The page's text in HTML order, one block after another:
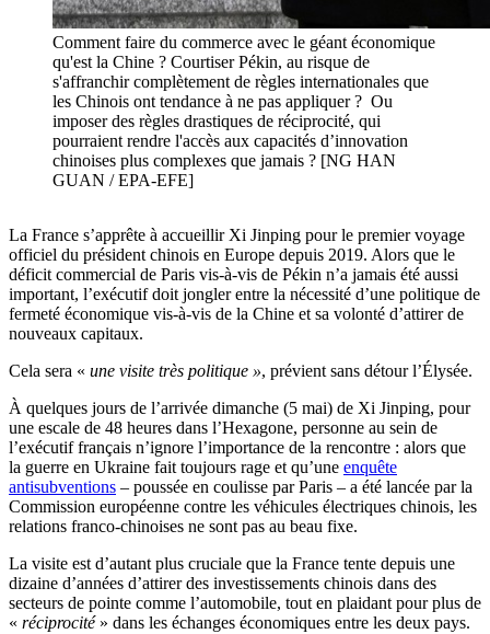
Comment faire du commerce avec le géant économique
qu'est la Chine ? Courtiser Pékin, au risque de
s'affranchir complètement de règles internationales que
les Chinois ont tendance à ne pas appliquer ? Ou
imposer des règles drastiques de réciprocité, qui
pourraient rendre l'accès aux capacités d’innovation
chinoises plus complexes que jamais ? [NG HAN
GUAN / EPA-EFE]
La France s’apprête à accueillir Xi Jinping pour le premier voyage
officiel du président chinois en Europe depuis 2019. Alors que le
déficit commercial de Paris vis-à-vis de Pékin n’a jamais été aussi
important, l’exécutif doit jongler entre la nécessité d’une politique de
fermeté économique vis-à-vis de la Chine et sa volonté d’attirer de
nouveaux capitaux.
Cela sera « une visite très politique », prévient sans détour l’Élysée.
À quelques jours de l’arrivée dimanche (5 mai) de Xi Jinping, pour
une escale de 48 heures dans l’Hexagone, personne au sein de
l’exécutif français n’ignore l’importance de la rencontre : alors que
la guerre en Ukraine fait toujours rage et qu’une enquête
antisubventions – poussée en coulisse par Paris – a été lancée par la
Commission européenne contre les véhicules électriques chinois, les
relations franco-chinoises ne sont pas au beau fixe.
La visite est d’autant plus cruciale que la France tente depuis une
dizaine d’années d’attirer des investissements chinois dans des
secteurs de pointe comme l’automobile, tout en plaidant pour plus de
« réciprocité» dans les échanges économiques entre les deux pays.